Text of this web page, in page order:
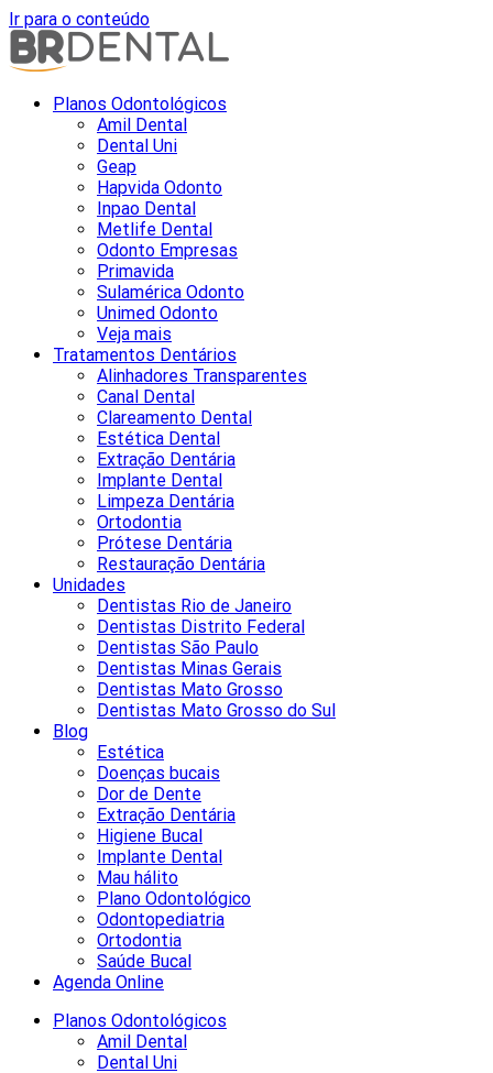
Ir para o conteúdo
Planos Odontológicos
Amil Dental
Dental Uni
Geap
Hapvida Odonto
Inpao Dental
Metlife Dental
Odonto Empresas
Primavida
Sulamérica Odonto
Unimed Odonto
Veja mais
Tratamentos Dentários
Alinhadores Transparentes
Canal Dental
Clareamento Dental
Estética Dental
Extração Dentária
Implante Dental
Limpeza Dentária
Ortodontia
Prótese Dentária
Restauração Dentária
Unidades
Dentistas Rio de Janeiro
Dentistas Distrito Federal
Dentistas São Paulo
Dentistas Minas Gerais
Dentistas Mato Grosso
Dentistas Mato Grosso do Sul
Blog
Estética
Doenças bucais
Dor de Dente
Extração Dentária
Higiene Bucal
Implante Dental
Mau hálito
Plano Odontológico
Odontopediatria
Ortodontia
Saúde Bucal
Agenda Online
Planos Odontológicos
Amil Dental
Dental Uni